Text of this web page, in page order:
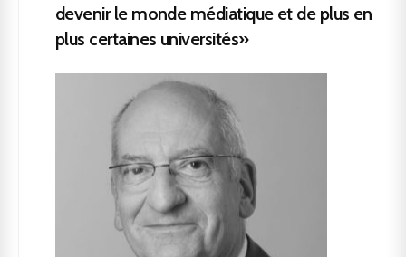
devenir le monde médiatique et de plus en
plus certaines universités»